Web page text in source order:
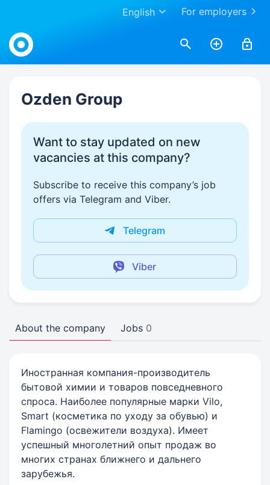
For employers
English
Work.ua
Ozden Group
Want to stay updated on new
vacancies at this company?
Subscribe to receive this company’s job
offers via Telegram and Viber.
Telegram
Viber
About the company Jobs 0
Иностранная компания-производитель
бытовой химии и товаров повседневного
спроса. Наиболее популярные марки Vilo,
Smart (косметика по уходу за обувью) и
Flamingo (освежители воздуха). Имеет
успешный многолетний опыт продаж во
многих странах ближнего и дальнего
зарубежья.